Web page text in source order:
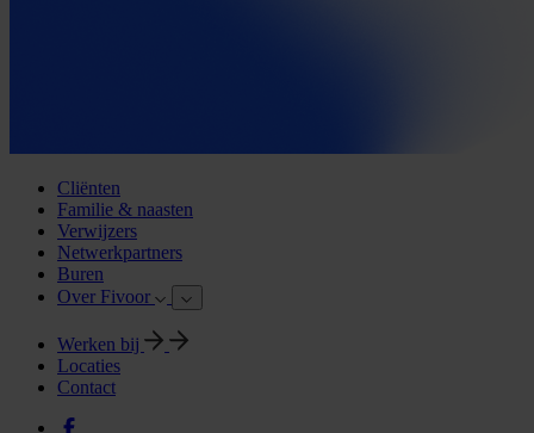
Cliënten
Familie & naasten
Verwijzers
Netwerkpartners
Buren
Over Fivoor
Werken bij
Locaties
Contact